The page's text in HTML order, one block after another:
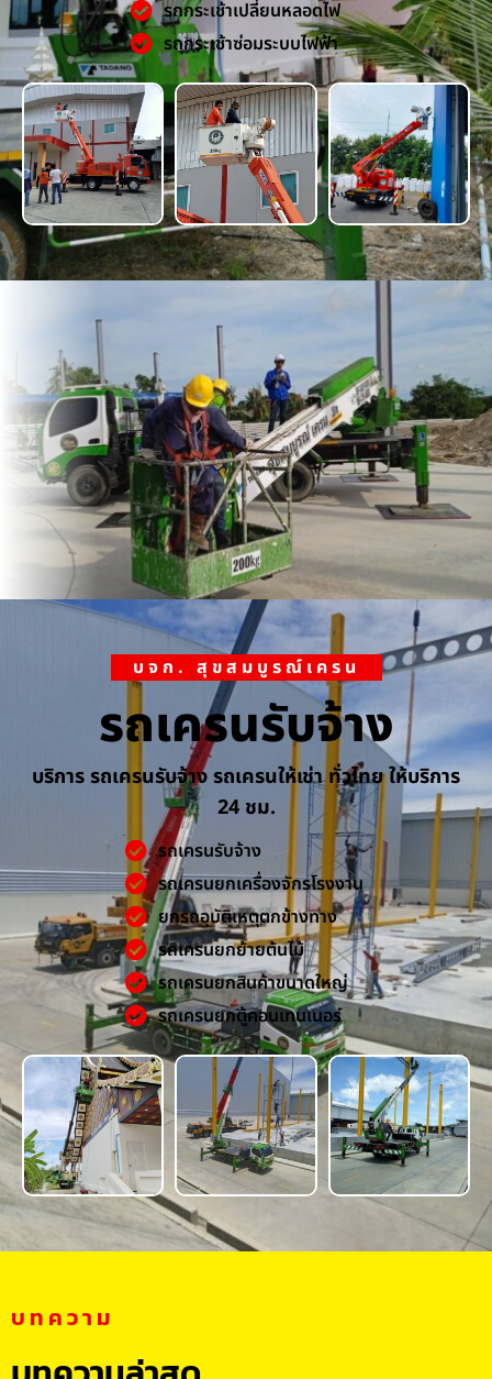
รถกระเช้าเปลี่ยนหลอดไฟ
รถกระเช้าซ่อมระบบไฟฟ้า
บจก. สุขสมบูรณ์เครน
รถเครนรับจ้าง
บริการ รถเครนรับจ้าง รถเครนให้เช่า ทั่วไทย ให้บริการ
24 ชม.
รถเครนรับจ้าง
รถเครนยกเครื่องจักรโรงงาน
ยกรถอุบัติเหตุตกข้างทาง
รถเครนยกย้ายต้นไม้
รถเครนยกสินค้าขนาดใหญ่
รถเครนยกตู้คอนเทนเนอร์
บทความ